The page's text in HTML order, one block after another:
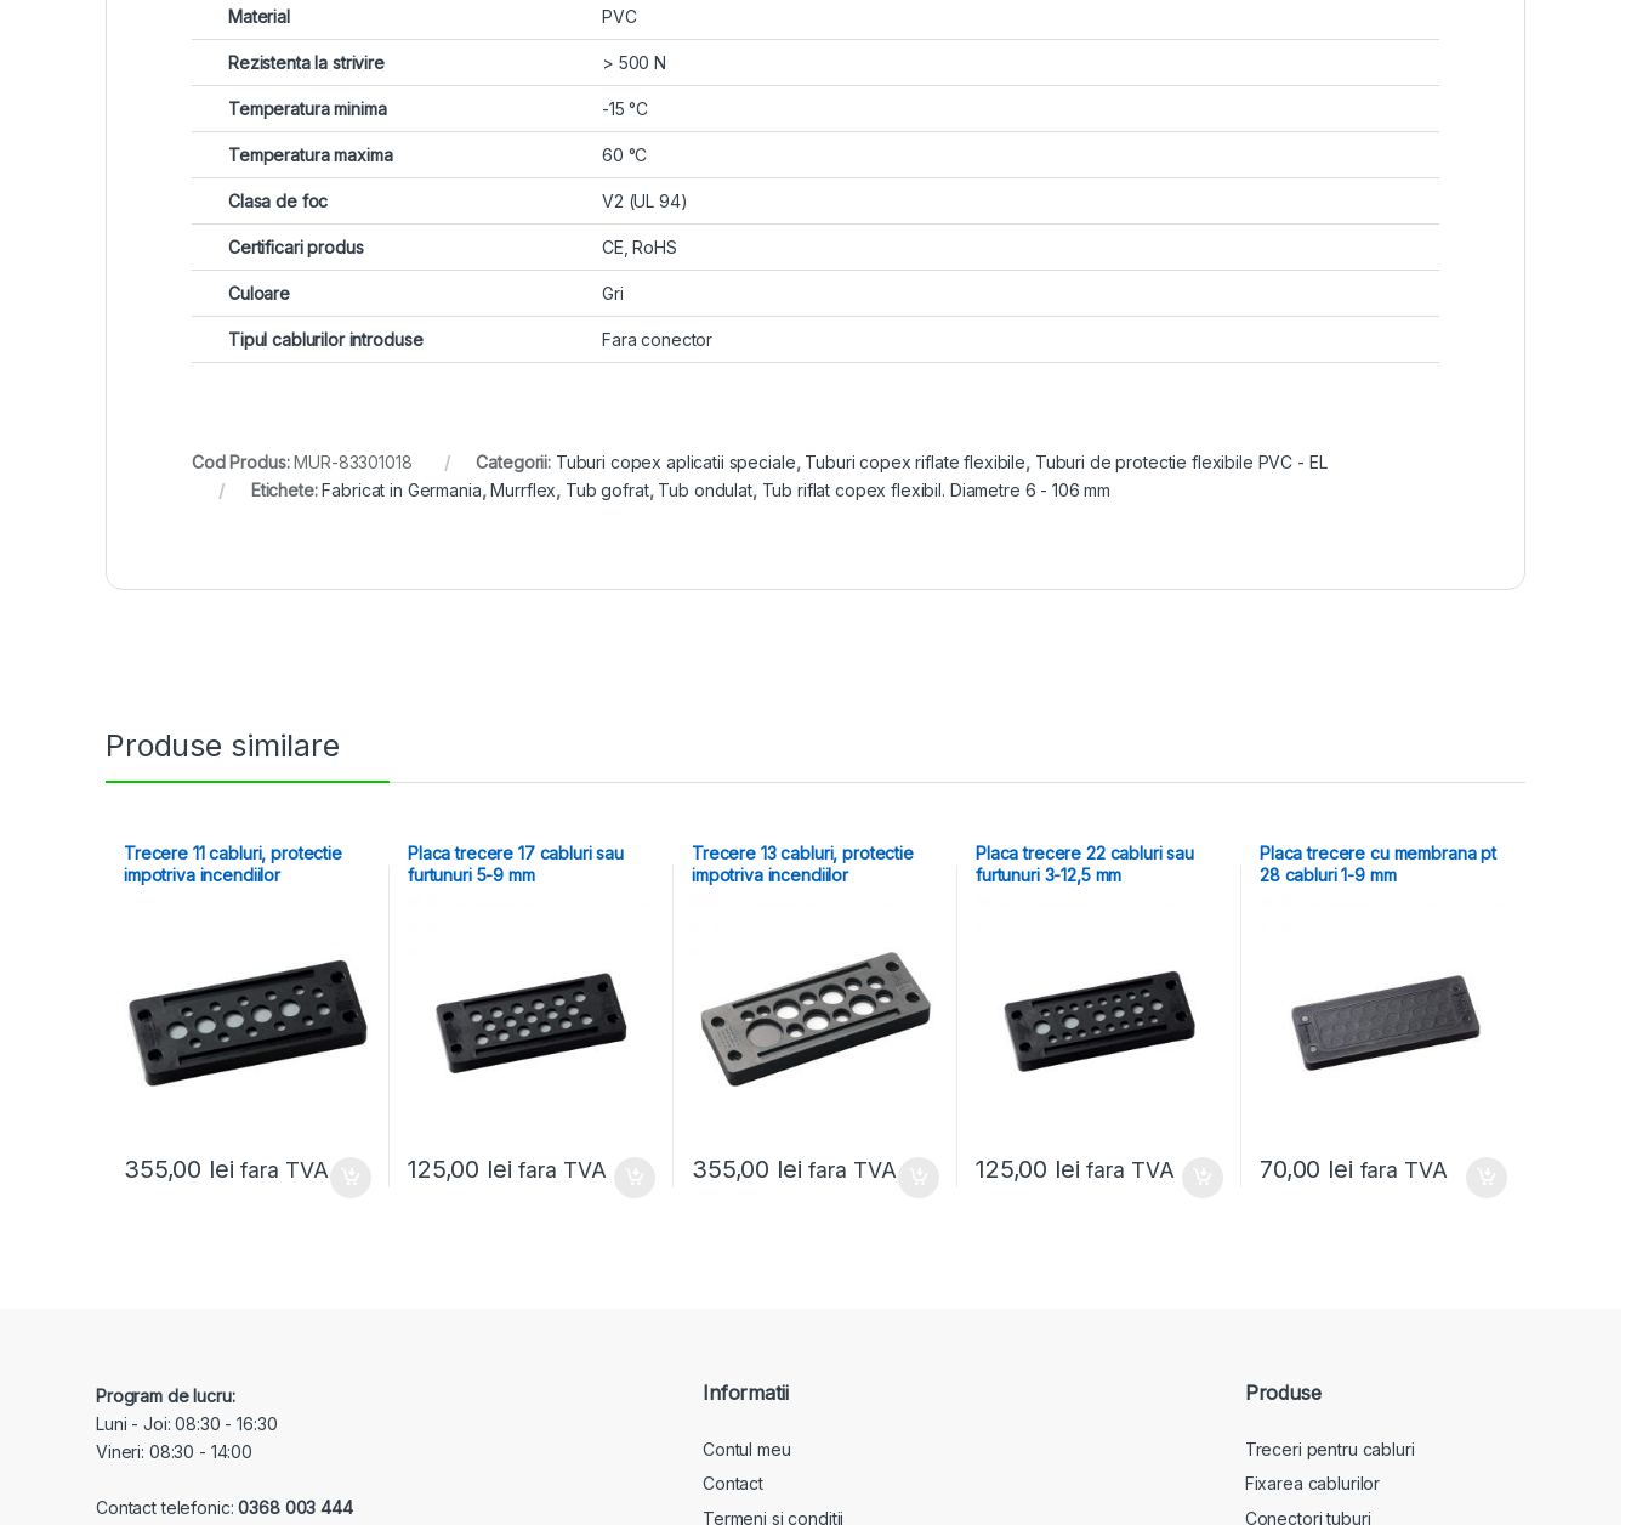
Material PVC
Rezistenta la strivire > 500 N
Temperatura minima -15 °C
Temperatura maxima 60 °C
Clasa de foc V2 (UL 94)
Certificari produs CE, RoHS
Culoare Gri
Tipul cablurilor introduse Fara conector
Cod Produs:MUR-83301018 Categorii: Tuburi copex aplicatii speciale, Tuburi copex riflate flexibile, Tuburi de protectie flexibile PVC - EL
Etichete:Fabricat in Germania,Murrflex, Tub gofrat, Tub ondulat, Tub riflat copex flexibil. Diametre 6 - 106 mm
Produse similare
Trecere 11 cabluri, protectie
impotriva incendiilor
355,00 lei fara TVA
Placa trecere 17 cabluri sau
furtunuri 5-9 mm
125,00 lei fara TVA
Trecere 13 cabluri, protectie
impotriva incendiilor
355,00 lei fara TVA
Placa trecere 22 cabluri sau
furtunuri 3-12,5 mm
125,00 lei fara TVA
Placa trecere cu membrana pt
28 cabluri 1-9 mm
70,00 lei fara TVA
Program de lucru:
Luni - Joi: 08:30 - 16:30
Vineri: 08:30 - 14:00
Contact telefonic:0368 003 444
Informatii
Contul meu
Contact
Termeni si conditii
Produse
Treceri pentru cabluri
Fixarea cablurilor
Conectori tuburi